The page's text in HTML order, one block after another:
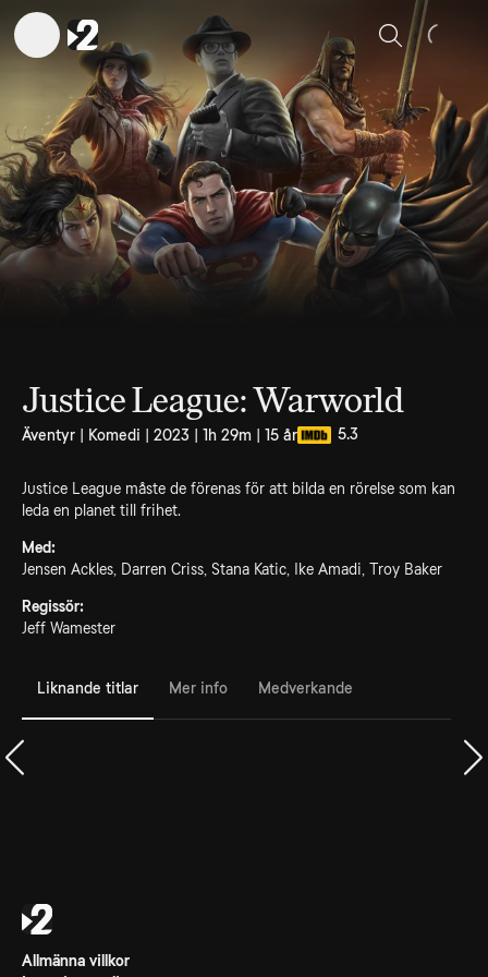
Sök
Justice League: Warworld
Äventyr | Komedi | 2023 | 1h 29m | 15 år 5.3
Justice League måste de förenas för att bilda en rörelse som kan
leda en planet till frihet.
Med:
Jensen Ackles, Darren Criss, Stana Katic, Ike Amadi, Troy Baker
Regissör:
Jeff Wamester
Liknande titlar Mer info Medverkande
Allmänna villkor